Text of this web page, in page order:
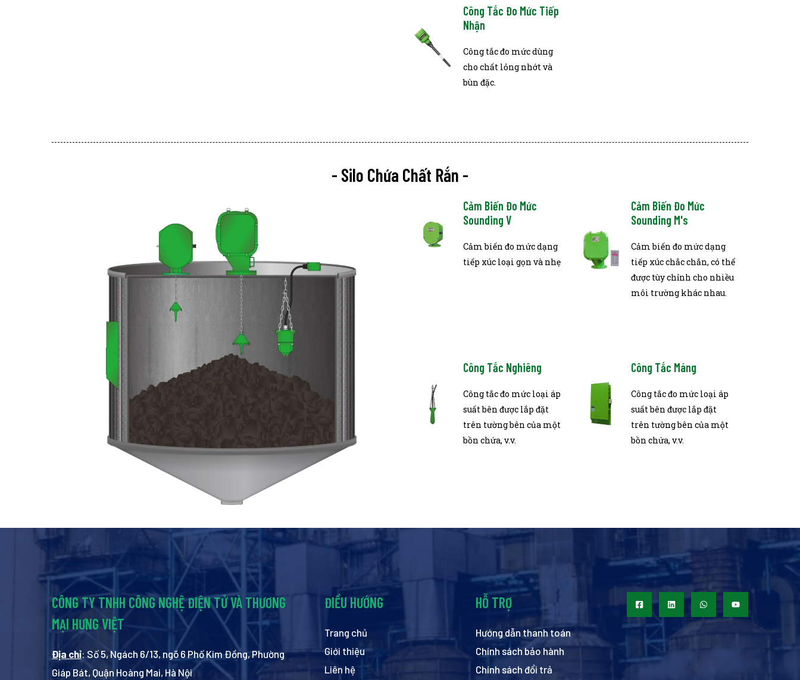
Công Tắc Đo Mức Tiếp
Nhận
Công tắc đo mức dùng
cho chất lỏng nhớt và
bùn đặc.
- Silo Chứa Chất Rắn -
Cảm Biến Đo Mức
Sounding V
Cảm biến đo mức dạng
tiếp xúc loại gọn và nhẹ
Cảm Biến Đo Mức
Sounding M's
Cảm biến đo mức dạng
tiếp xúc chắc chắn, có thể
được tùy chỉnh cho nhiều
môi trường khác nhau.
Công Tắc Nghiêng
Công tắc đo mức loại áp
suất bên được lắp đặt
trên tường bên của một
bồn chứa, v.v.
Công Tắc Máng
Công tắc đo mức loại áp
suất bên được lắp đặt
trên tường bên của một
bồn chứa, v.v.
CÔNG TY TNHH CÔNG NGHỆ ĐIỆN TỬ VÀ THƯƠNG
MẠI HƯNG VIỆT
Địa chỉ: Số 5, Ngách 6/13, ngõ 6 Phố Kim Đồng, Phường
Giáp Bát, Quận Hoàng Mai, Hà Nội
ĐIỀU HƯỚNG
Trang chủ
Giới thiệu
Liên hệ
HỖ TRỢ
Hướng dẫn thanh toán
Chính sách bảo hành
Chính sách đổi trả